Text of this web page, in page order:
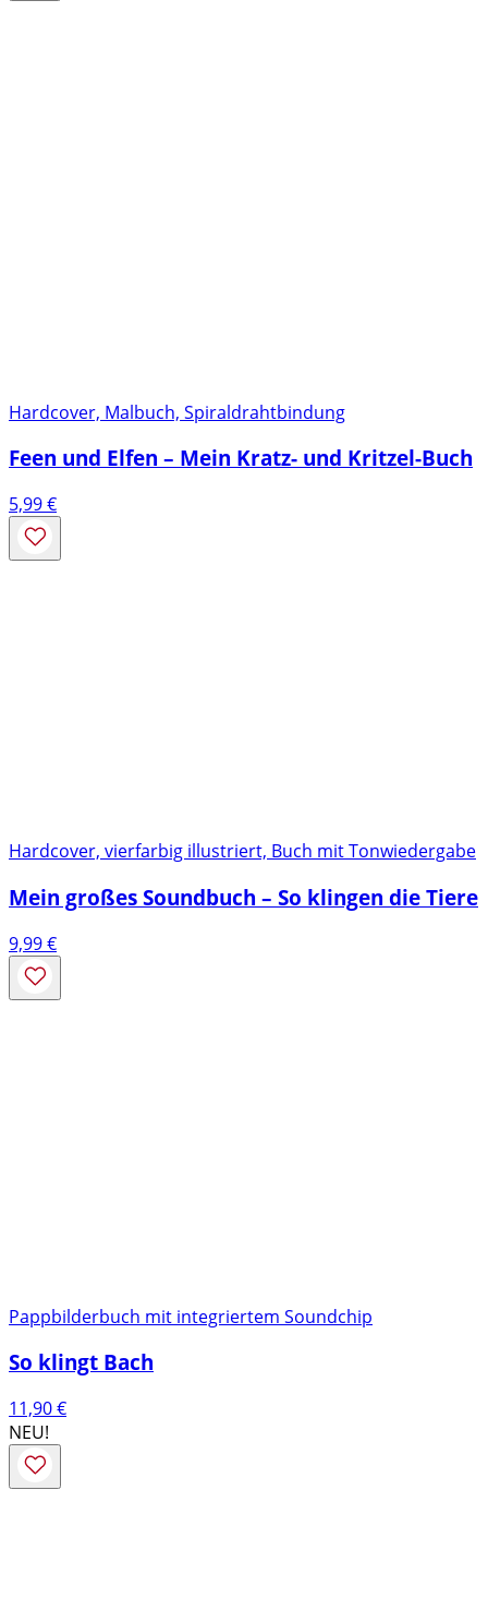
Hardcover, Malbuch, Spiraldrahtbindung
Feen und Elfen – Mein Kratz- und Kritzel-Buch
5,99€
Hardcover, vierfarbig illustriert, Buch mit Tonwiedergabe
Mein großes Soundbuch – So klingen die Tiere
9,99€
Pappbilderbuch mit integriertem Soundchip
So klingt Bach
11,90€
NEU!